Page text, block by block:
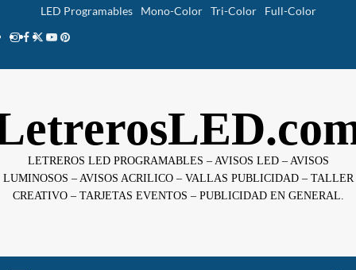
LED Programables Mono-Color Tri-Color
Full-Color
Instagram
facebook
twitter
youtube
pinterest
LETREROS LED PROGRAMABLES – AVISOS LED – AVISOS
LUMINOSOS – AVISOS ACRILICO – VALLAS PUBLICIDAD – TALLER
CREATIVO – TARJETAS EVENTOS – PUBLICIDAD EN GENERAL.